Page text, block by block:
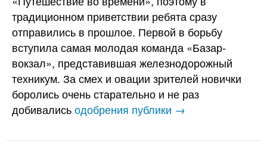
традиционном приветствии ребята сразу
отправились в прошлое. Первой в борьбу
вступила самая молодая команда «Базар-
вокзал», представившая железнодорожный
техникум. За смех и овации зрителей новички
боролись очень старательно и не раз
добивалисьодобрения публики →